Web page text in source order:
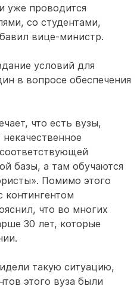
уже проводится
со студентами,
вице-министр.
условий для
в вопросе обеспечения
что есть вузы,
базы, а там обучаются
Помимо этого
контингентом
что во многих
30 лет, которые
такую ситуацию,
этого вуза были